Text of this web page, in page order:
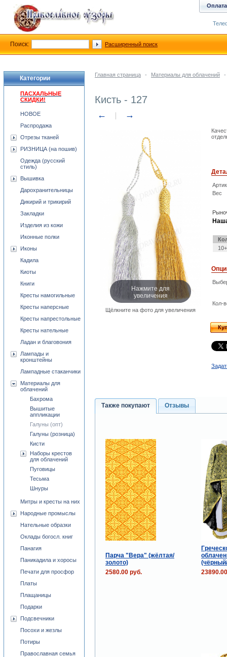
Главная страница - Материалы для облачений -
Кисть - 127
← →
Нажмите для
увеличения
Щёлкните на фото для увеличения
Вес
Кол-
Также покупают Отзывы
Парча "Вера" (жёлтая/
золото)
2580.00 руб.
Категории
ПАСХАЛЬНЫЕ
СКИДКИ!
НОВОЕ
Распродажа
Отрезы тканей
РИЗНИЦА (на пошив)
Одежда (русский
стиль)
Вышивка
Дарохранительницы
Дикирий и трикирий
Закладки
Изделия из кожи
Иконные полки
Иконы
Кадила
Киоты
Книги
Кресты намогильные
Кресты наперсные
Кресты напрестольные
Кресты нательные
Ладан и благовония
Лампады и
кронштейны
Лампадные стаканчики
Материалы для
облачений
Бахрома
Вышитые
аппликации
Галуны (опт)
Галуны (розница)
Кисти
Наборы крестов
для облачений
Пуговицы
Тесьма
Шнуры
Митры и кресты на них
Народные промыслы
Нательные образки
Оклады богосл. книг
Панагия
Паникадила и хоросы
Печати для просфор
Платы
Плащаницы
Подарки
Подсвечники
Посохи и жезлы
Потиры
Православная семья
Оплата
Поиск: Расширенный поиск